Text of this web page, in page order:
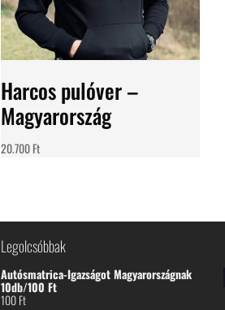
Harcos pulóver –
Magyarország
20.700Ft
Legolcsóbbak
Autósmatrica-Igazságot Magyarországnak
10db/100 Ft
100Ft